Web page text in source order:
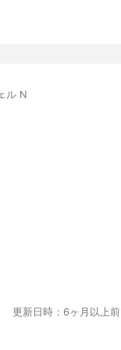
ル N
更新日時：6ヶ月以上前